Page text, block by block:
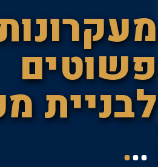
פשוטים
לבניית
מופלאות